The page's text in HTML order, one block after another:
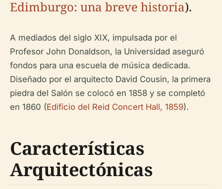
Edimburgo: una breve historia).
A mediados del siglo XIX, impulsada por el
Profesor John Donaldson, la Universidad aseguró
fondos para una escuela de música dedicada.
Diseñado por el arquitecto David Cousin, la primera
piedra del Salón se colocó en 1858 y se completó
en 1860 (Edificio del Reid Concert Hall, 1859).
Características
Arquitectónicas